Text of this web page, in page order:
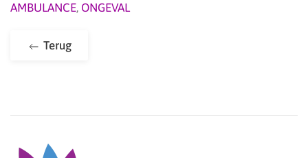
AMBULANCE, ONGEVAL
Terug